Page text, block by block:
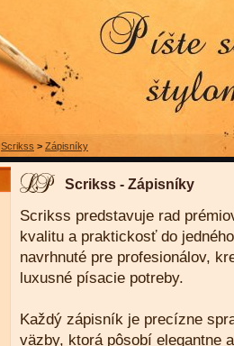
Scrikss > Zápisníky
Scrikss - Zápisníky
Scrikss predstavuje rad
kvalitu a praktickosť do
navrhnuté pre profesionálov,
luxusné písacie potreby.
Každý zápisník je precízne
väzby, ktorá pôsobí elegantne